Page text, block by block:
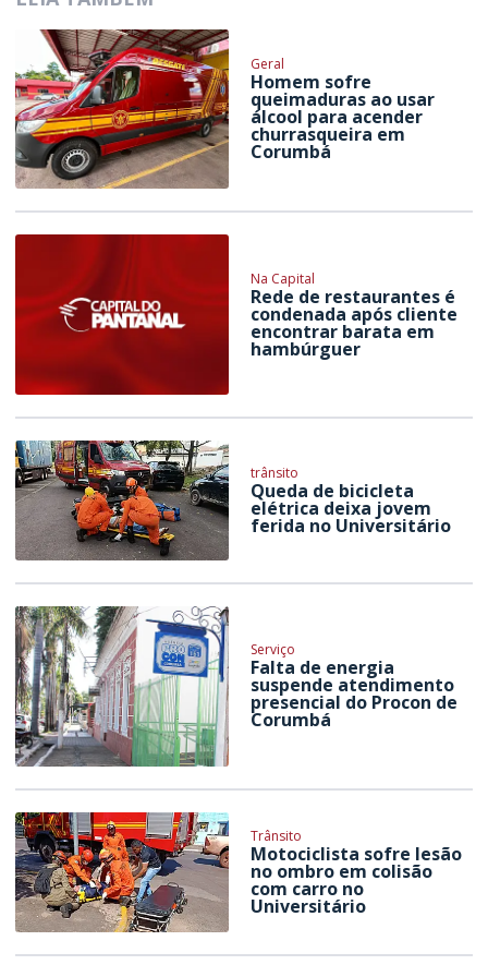
Geral
Homem sofre
queimaduras ao usar
álcool para acender
churrasqueira em
Corumbá
Na Capital
Rede de restaurantes é
condenada após cliente
encontrar barata em
hambúrguer
trânsito
Queda de bicicleta
elétrica deixa jovem
ferida no Universitário
Serviço
Falta de energia
suspende atendimento
presencial do Procon de
Corumbá
Trânsito
Motociclista sofre lesão
no ombro em colisão
com carro no
Universitário